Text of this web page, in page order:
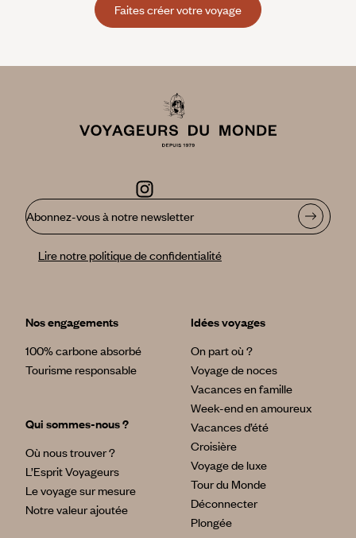
Faites créer votre voyage
Abonnez-vous à notre newsletter
Lire notre politique de confidentialité
Nos engagements
100% carbone absorbé
Tourisme responsable
Qui sommes-nous ?
Où nous trouver ?
L’Esprit Voyageurs
Le voyage sur mesure
Notre valeur ajoutée
Idées voyages
On part où ?
Voyage de noces
Vacances en famille
Week-end en amoureux
Vacances d’été
Croisière
Voyage de luxe
Tour du Monde
Déconnecter
Plongée